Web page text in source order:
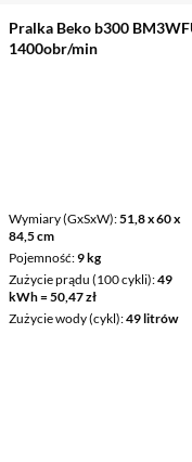
Pralka Beko b300
1400obr/min
Wymiary (GxSxW) 51,8 x 60 x
84,5 cm
Pojemność 9 kg
Zużycie prądu (100 cykli) 49
kWh = 50,47 zł
Zużycie wody (cykl) 49 litrów